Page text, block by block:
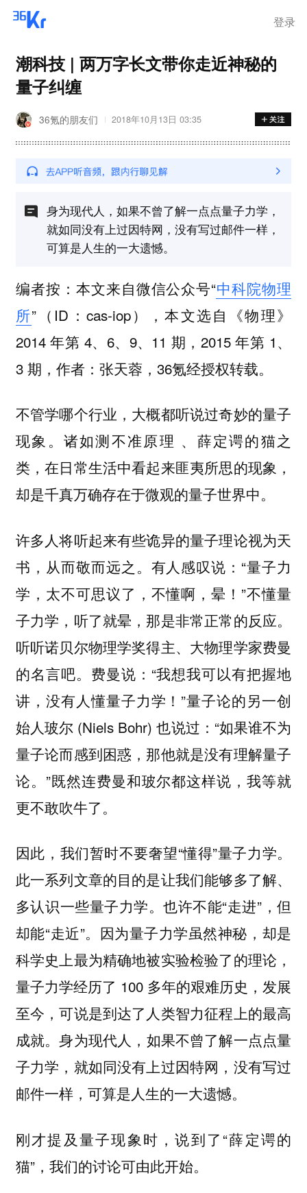
登录
潮科技 | 两万字长文带你走近神秘的
量子纠缠
36氪的朋友们 2018年10月13日 03:35
身为现代人，如果不曾了解一点点量子力学，
就如同没有上过因特网，没有写过邮件一样，
可算是人生的一大遗憾。
编者按：本文来自微信公众号“中科院物理
所”（ID：cas-iop），本文选自《物理》
2014 年第 4、6、9、11 期，2015 年第 1、
3 期， 作者： 张天蓉 ，36氪经授权转载。
不管学哪个行业，大概都听说过奇妙的量子
现象。诸如测不准原理 、薛定谔的猫之
类，在日常生活中看起来匪夷所思的现象，
却是千真万确存在于微观的量子世界中。
许多人将听起来有些诡异的量子理论视为天
书，从而敬而远之。有人感叹说：“量子力
学，太不可思议了，不懂啊，晕！”不懂量
子力学，听了就晕，那是非常正常的反应。
听听诺贝尔物理学奖得主、大物理学家费曼
的名言吧。费曼说：“我想我可以有把握地
讲，没有人懂量子力学！”量子论的另一创
始人玻尔 (Niels Bohr) 也说过：“如果谁不为
量子论而感到困惑，那他就是没有理解量子
论。”既然连费曼和玻尔都这样说，我等就
更不敢吹牛了。
因此，我们暂时不要奢望“懂得”量子力学。
此一系列文章的目的是让我们能够多了解、
多认识一些量子力学。也许不能“走进”，但
却能“走近”。 因为量子力学虽然神秘，却是
科学史上最为精确地被实验检验了的理论，
量子力学经历了 100 多年的艰难历史，发展
至今，可说是到达了人类智力征程上的最高
成就。身为现代人，如果不曾了解一点点量
子力学，就如同没有上过因特网，没有写过
邮件一样，可算是人生的一大遗憾。
刚才提及量子现象时，说到了“薛定谔的
猫”，我们的讨论可由此开始。